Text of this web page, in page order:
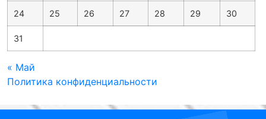
24 25 26 27 28 29 30
31
« Май
Политика конфиденциальности